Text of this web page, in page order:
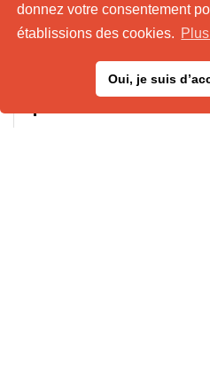
donnez votre consentement
établissions des cookies.
Oui, je suis
Etterbeek
Résistante.
places dès